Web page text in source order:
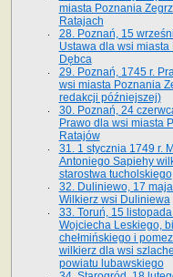
miasta Poznania
Ratajach
28. Poznań, 15
Ustawa dla wsi miasta
Dębca
29. Poznań, 1745 r.
wsi miasta Poznania
redakcji późniejszej)
30. Poznań, 24
Prawo dla wsi miasta
Ratajów
31. 1 stycznia 1749 r.
Antoniego Sapiehy
starostwa tucholskiego
32. Duliniewo, 17
Wilkierz wsi Duliniewa
33. Toruń, 15
Wojciecha Leskiego,
chełmińskiego i
wilkierz dla wsi
powiatu lubawskiego